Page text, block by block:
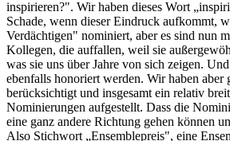
inspirieren?". Wir haben dieses Wort
Schade, wenn dieser Eindruck aufkommt,
Verdächtigen" nominiert, aber es sind nun
Kollegen, die auffallen, weil sie
was sie uns über Jahre von sich zeigen.
ebenfalls honoriert werden. Wir haben aber
berücksichtigt und insgesamt ein relativ
Nominierungen aufgestellt. Dass die
eine ganz andere Richtung gehen können
Also Stichwort „Ensemblepreis", eine